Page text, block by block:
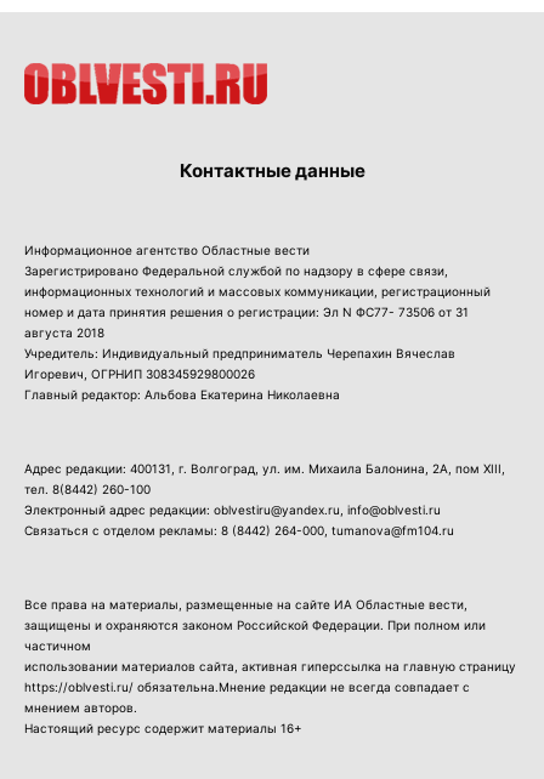
Контактные данные
Информационное агентство Областные вести
Зарегистрировано Федеральной службой по надзору в сфере связи,
информационных технологий и массовых коммуникации, регистрационный
номер и дата принятия решения о регистрации: Эл N ФС77- 73506 от 31
августа 2018
Учредитель: Индивидуальный предприниматель Черепахин Вячеслав
Игоревич, ОГРНИП 308345929800026
Главный редактор: Альбова Екатерина Николаевна
Адрес редакции: 400131, г. Волгоград, ул. им. Михаила Балонина, 2А, пом XIII,
тел. 8(8442) 260-100
Электронный адрес редакции: oblvestiru@yandex.ru, info@oblvesti.ru
Связаться с отделом рекламы: 8 (8442) 264-000 , tumanova@fm104.ru
Все права на материалы, размещенные на сайте ИА Областные вести,
защищены и охраняются законом Российской Федерации. При полном или
частичном
использовании материалов сайта, активная гиперссылка на главную страницу
https://oblvesti.ru/ обязательна.Мнение редакции не всегда совпадает с
мнением авторов.
Настоящий ресурс содержит материалы 16+